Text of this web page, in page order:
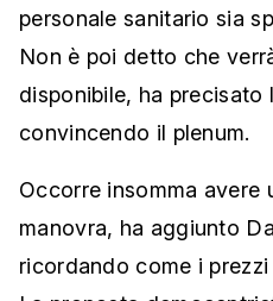
personale sanitario sia
Non è poi detto che
disponibile, ha precisato
convincendo il plenum.
Occorre insomma avere
manovra, ha aggiunto
ricordando come i